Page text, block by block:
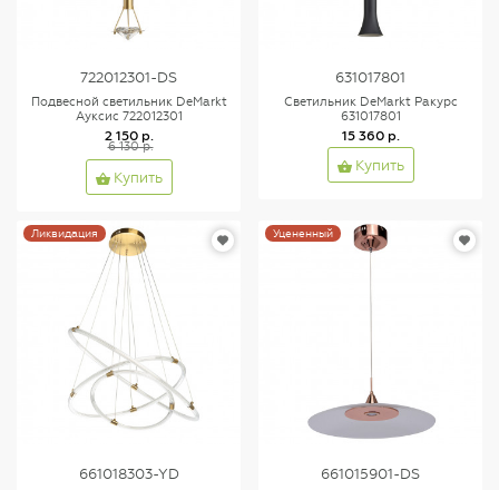
722012301-DS
Подвесной светильник DeMarkt
Ауксис 722012301
2 150 р.
6 130 р.
Купить
631017801
Светильник DeMarkt Ракурс
631017801
15 360 р.
Купить
Ликвидация
661018303-YD
Уцененный
661015901-DS